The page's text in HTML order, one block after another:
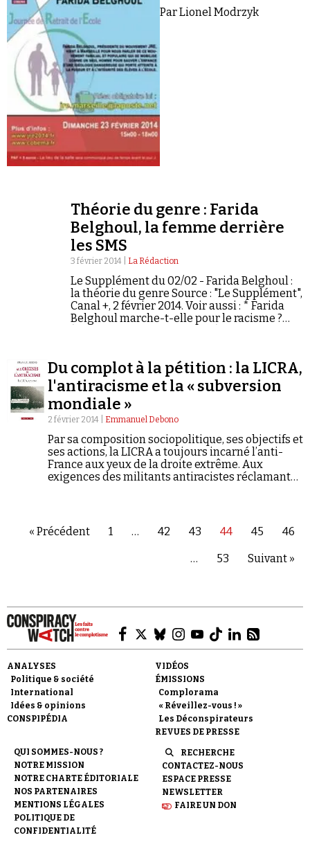
Par Lionel Modrzyk
Théorie du genre : Farida
Belghoul, la femme derrière
les SMS
3 février 2014 | La Rédaction
Le Supplément du 02/02 - Farida Belghoul :
la théorie du genre Source : "Le Supplément",
Canal +, 2 février 2014. Voir aussi : * Farida
Belghoul marche-t-elle pour le racisme ?
Du complot à la pétition : la LICRA,
l'antiracisme et la « subversion
mondiale »
2 février 2014 | Emmanuel Debono
Par sa composition sociopolitique, ses objectifs et
ses actions, la LICRA a toujours incarné l’anti-
France aux yeux de la droite extrême. Aux
exigences des militants antiracistes réclamant
d’exprimer en rond des opinions antijuives...
« Précédent 1 … 42 43 44 45 46
… 53 Suivant »
ANALYSES
Politique & société
International
Idées & opinions
CONSPIPÉDIA
VIDÉOS
ÉMISSIONS
Complorama
« Réveillez-vous ! »
Les Déconspirateurs
REVUES DE PRESSE
QUI SOMMES-NOUS ?
NOTRE MISSION
NOTRE CHARTE ÉDITORIALE
NOS PARTENAIRES
MENTIONS LÉGALES
POLITIQUE DE
CONFIDENTIALITÉ
RECHERCHE
CONTACTEZ-NOUS
ESPACE PRESSE
NEWSLETTER
FAIRE UN DON